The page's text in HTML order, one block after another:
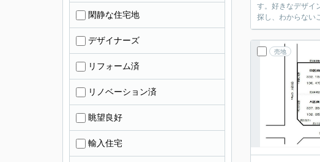
す。好きなデザイ
探し、わからない
売地
閑静な住宅地
デザイナーズ
リフォーム済
リノベーション済
眺望良好
輸入住宅